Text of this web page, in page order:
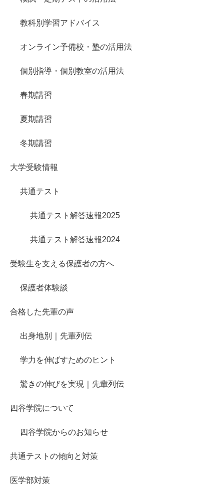
教科別学習アドバイス
オンライン予備校・塾の活用法
個別指導・個別教室の活用法
春期講習
夏期講習
冬期講習
大学受験情報
共通テスト
共通テスト解答速報2025
共通テスト解答速報2024
受験生を支える保護者の方へ
保護者体験談
合格した先輩の声
出身地別｜先輩列伝
学力を伸ばすためのヒント
驚きの伸びを実現｜先輩列伝
四谷学院について
四谷学院からのお知らせ
共通テストの傾向と対策
医学部対策